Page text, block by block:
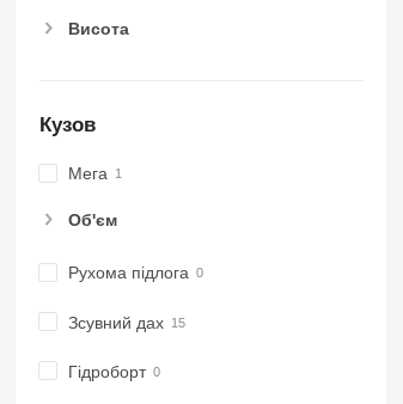
Висота
Кузов
Мега
Об'єм
Рухома підлога
Зсувний дах
Гідроборт